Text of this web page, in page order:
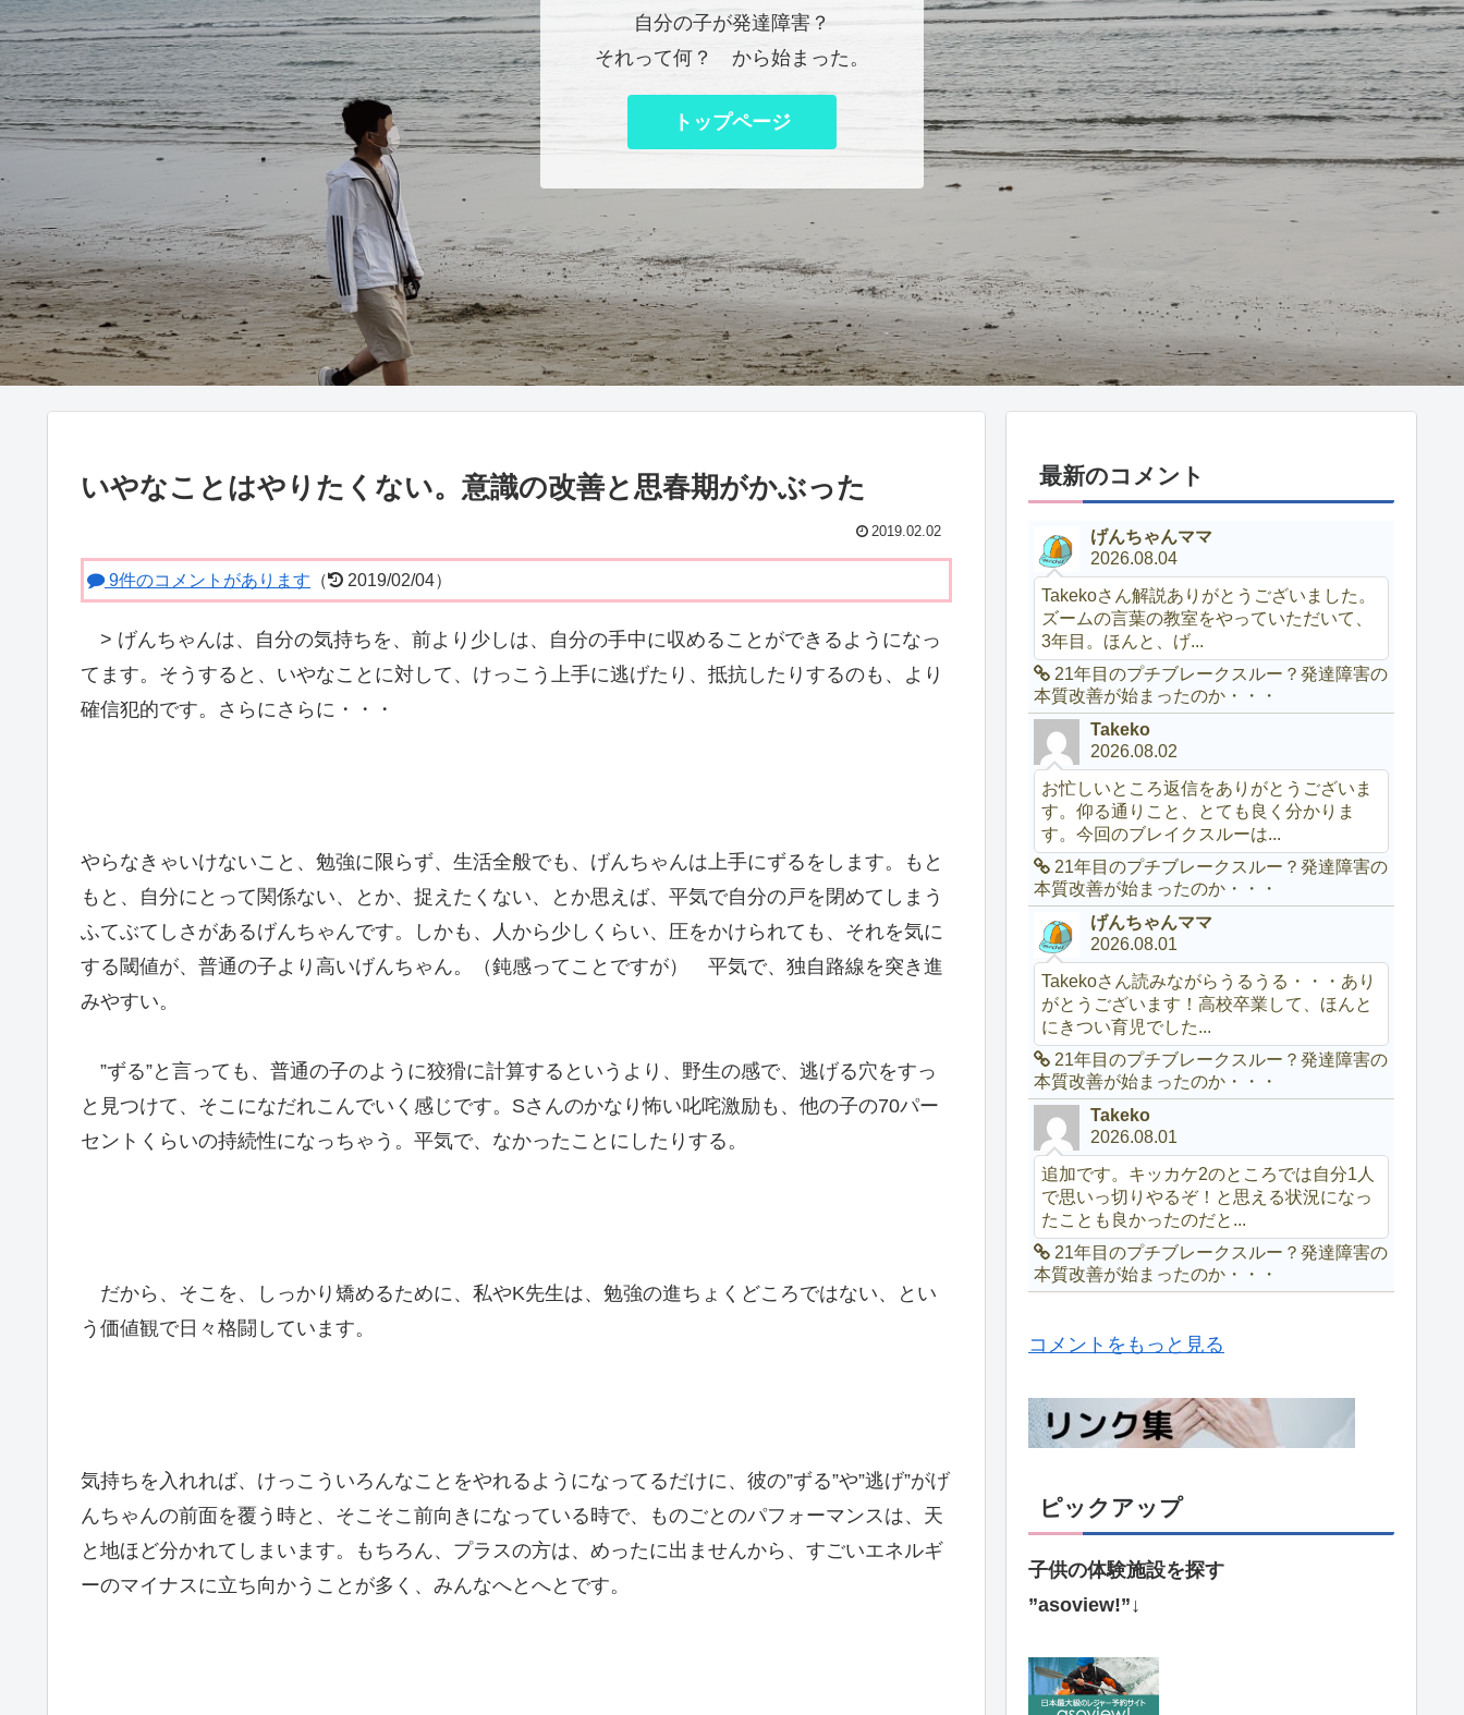
自分の子が発達障害？
それって何？ から始まった。
トップページ
いやなことはやりたくない。意識の改善と思春期がかぶった
2019.02.02
9件のコメントがあります （ 2019/02/04）
> げんちゃんは、自分の気持ちを、前より少しは、自分の手中に収めることができるようになっ
てます。そうすると、いやなことに対して、けっこう上手に逃げたり、抵抗したりするのも、より
確信犯的です。さらにさらに・・・
やらなきゃいけないこと、勉強に限らず、生活全般でも、げんちゃんは上手にずるをします。もと
もと、自分にとって関係ない、とか、捉えたくない、とか思えば、平気で自分の戸を閉めてしまう
ふてぶてしさがあるげんちゃんです。しかも、人から少しくらい、圧をかけられても、それを気に
する閾値が、普通の子より高いげんちゃん。（鈍感ってことですが） 平気で、独自路線を突き進
みやすい。
”ずる”と言っても、普通の子のように狡猾に計算するというより、野生の感で、逃げる穴をすっ
と見つけて、そこになだれこんでいく感じです。Sさんのかなり怖い叱咤激励も、他の子の70パー
セントくらいの持続性になっちゃう。平気で、なかったことにしたりする。
だから、そこを、しっかり矯めるために、私やK先生は、勉強の進ちょくどころではない、とい
う価値観で日々格闘しています。
気持ちを入れれば、けっこういろんなことをやれるようになってるだけに、彼の”ずる”や”逃げ”がげ
んちゃんの前面を覆う時と、そこそこ前向きになっている時で、ものごとのパフォーマンスは、天
と地ほど分かれてしまいます。もちろん、プラスの方は、めったに出ませんから、すごいエネルギ
ーのマイナスに立ち向かうことが多く、みんなへとへとです。
最新のコメント
げんちゃんママ
2026.08.04
Takekoさん解説ありがとうございました。
ズームの言葉の教室をやっていただいて、
3年目。ほんと、げ...
21年目のプチブレークスルー？発達障害の
本質改善が始まったのか・・・
Takeko
2026.08.02
お忙しいところ返信をありがとうございま
す。仰る通りこと、とても良く分かりま
す。今回のブレイクスルーは...
21年目のプチブレークスルー？発達障害の
本質改善が始まったのか・・・
げんちゃんママ
2026.08.01
Takekoさん読みながらうるうる・・・あり
がとうございます！高校卒業して、ほんと
にきつい育児でした...
21年目のプチブレークスルー？発達障害の
本質改善が始まったのか・・・
Takeko
2026.08.01
追加です。キッカケ2のところでは自分1人
で思いっ切りやるぞ！と思える状況になっ
たことも良かったのだと...
21年目のプチブレークスルー？発達障害の
本質改善が始まったのか・・・
コメントをもっと見る
ピックアップ
子供の体験施設を探す
”asoview!”↓